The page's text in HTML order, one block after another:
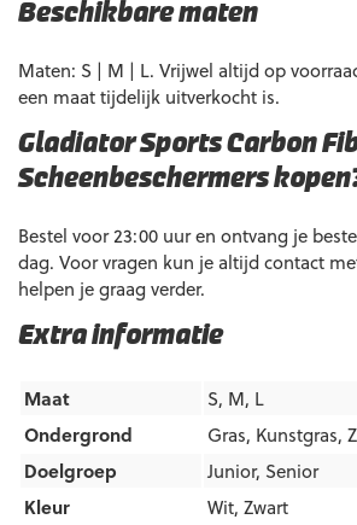
Extra informatie
Maat
S, M, L
Ondergrond
Gras, Kunstgras,
Doelgroep
Junior, Senior
Kleur
Wit, Zwart
Beschikbare maten
Maten: S | M | L. Vrijwel altijd op
een maat tijdelijk uitverkocht is.
Gladiator Sports Carbon
Scheenbeschermers
Bestel voor 23:00 uur en ontvang je
dag. Voor vragen kun je altijd contact
helpen je graag verder.